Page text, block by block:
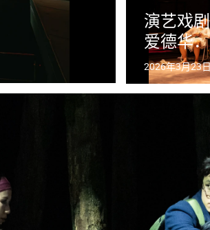
演艺戏
爱德华
2026年3月23